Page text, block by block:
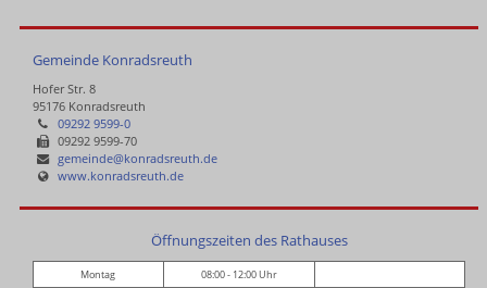
Gemeinde Konradsreuth
Hofer Str. 8
95176 Konradsreuth
09292 9599-0
09292 9599-70
gemeinde@konradsreuth.de
www.konradsreuth.de
Öffnungszeiten des Rathauses
Montag 08:00 - 12:00 Uhr